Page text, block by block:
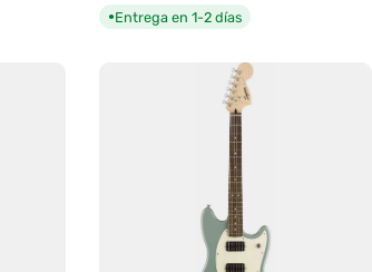
habitual
●Entrega en 1-2 días